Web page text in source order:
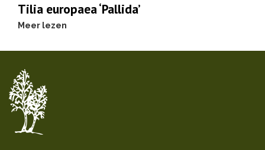
Tilia europaea ‘Pallida’
Meer lezen